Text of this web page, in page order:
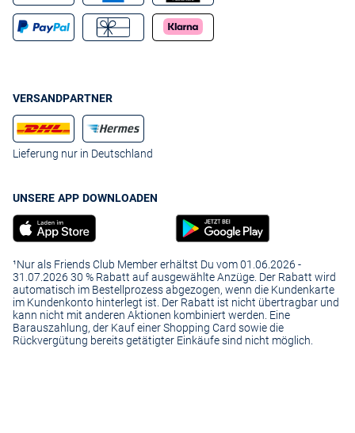
VERSANDPARTNER
Lieferung nur in Deutschland
UNSERE APP DOWNLOADEN
¹Nur als Friends Club Member erhältst Du vom 01.06.2026 -
31.07.2026 30 % Rabatt auf ausgewählte Anzüge. Der Rabatt wird
automatisch im Bestellprozess abgezogen, wenn die Kundenkarte
im Kundenkonto hinterlegt ist. Der Rabatt ist nicht übertragbar und
kann nicht mit anderen Aktionen kombiniert werden. Eine
Barauszahlung, der Kauf einer Shopping Card sowie die
Rückvergütung bereits getätigter Einkäufe sind nicht möglich.